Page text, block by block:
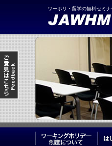
ワーホリ・留学の無料セミ
ワー